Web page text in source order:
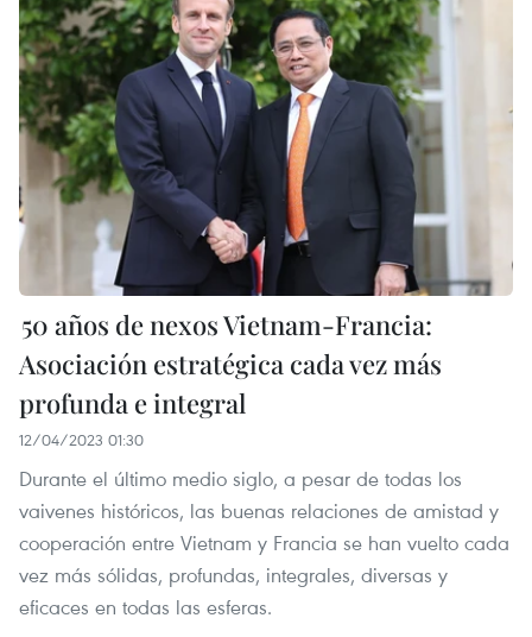
50 años de nexos Vietnam-Francia:
Asociación estratégica cada vez más
profunda e integral
12/04/2023 01:30
Durante el último medio siglo, a pesar de todas los
vaivenes históricos, las buenas relaciones de amistad y
cooperación entre Vietnam y Francia se han vuelto cada
vez más sólidas, profundas, integrales, diversas y
eficaces en todas las esferas.